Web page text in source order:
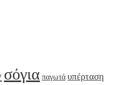
σόγια παγωτά υπέρταση